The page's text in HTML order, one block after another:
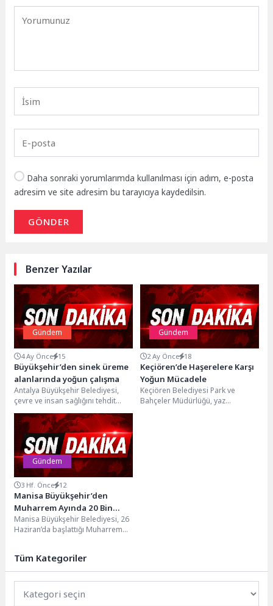
Daha sonraki yorumlarımda kullanılması için adım, e-posta
adresim ve site adresim bu tarayıcıya kaydedilsin.
GÖNDER
Benzer Yazılar
Gündem
4 Ay Önce 15
Büyükşehir’den sinek üreme
alanlarında yoğun çalışma
Antalya Büyükşehir Belediyesi,
çevre ve insan sağlığını tehdit
eden sivrisinek, karasinek,
hamamböceği, pire ve
kemirgenlere...
Gündem
2 Ay Önce 18
Keçiören’de Haşerelere Karşı
Yoğun Mücadele
Keçiören Belediyesi Park ve
Bahçeler Müdürlüğü, yaz
Gündem
3 Hf. Önce 12
Manisa Büyükşehir’den
Muharrem Ayında 20 Bin
Kişiye Aşure İkramı
Manisa Büyükşehir Belediyesi, 26
Haziran’da başlattığı Muharrem
düzenlenen...
Tüm Kategoriler